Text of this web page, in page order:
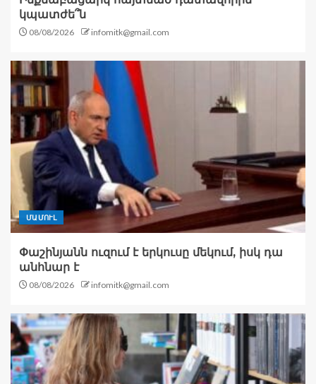
կպատժե՞ն
08/08/2026 infomitk@gmail.com
ՄԱՄՈՒԼ
Փաշինյանն ուզում է երկուսը մեկում, իսկ դա
անհնար է
08/08/2026 infomitk@gmail.com